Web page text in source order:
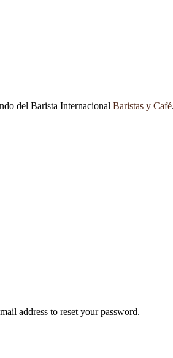
del Barista Internacional Baristas y Café.
address to reset your password.